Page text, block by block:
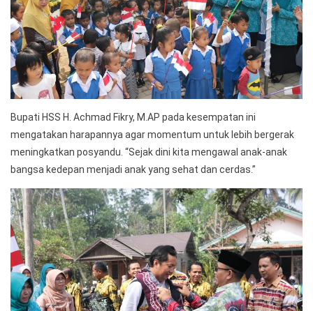
Bupati HSS H. Achmad Fikry, M.AP pada kesempatan ini
mengatakan harapannya agar momentum untuk lebih bergerak
meningkatkan posyandu. “Sejak dini kita mengawal anak-anak
bangsa kedepan menjadi anak yang sehat dan cerdas.”